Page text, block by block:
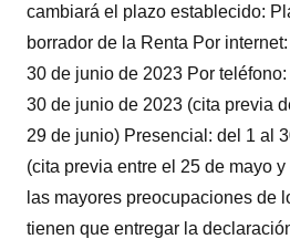
cambiará el plazo establecido:
borrador de la Renta Por
30 de junio de 2023 Por
30 de junio de 2023 (cita previa
29 de junio) Presencial: del 1 al
(cita previa entre el 25 de mayo
las mayores preocupaciones de
tienen que entregar la